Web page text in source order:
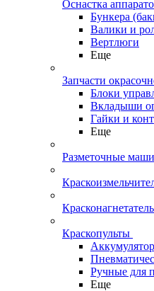
Оснастка
Бункера
Валики и
Вертлюги
Еще
Запчасти
Блоки
Вкладыши
Гайки и
Еще
Разметочные
Краскопульты
Ручные для
Еще